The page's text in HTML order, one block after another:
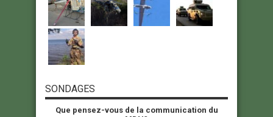
SONDAGES
Que pensez-vous de la communication du